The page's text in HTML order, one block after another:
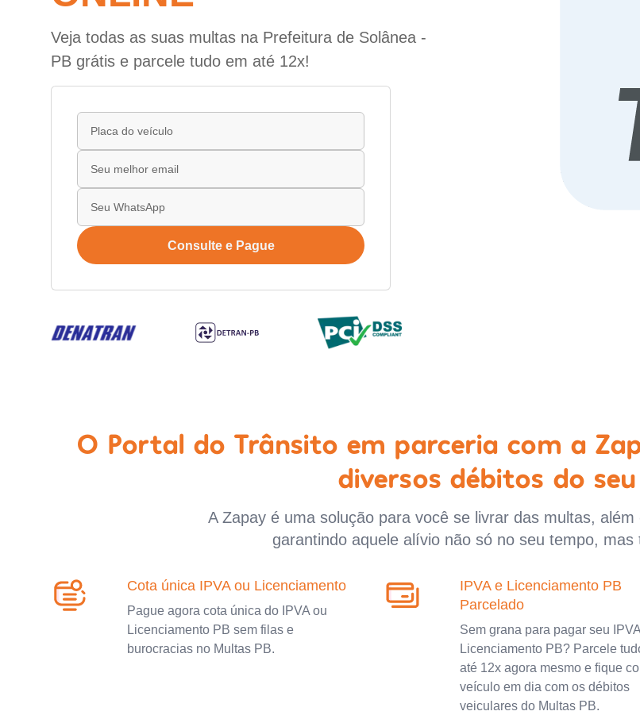
Veja todas as suas multas na Prefeitura de Solânea -
PB grátis e parcele tudo em até 12x!
Consulte e Pague
O Portal do Trânsito em parceria com a
diversos débitos do
A Zapay é uma solução para você se livrar das multas,
garantindo aquele alívio não só no seu tempo, mas
Cota única IPVA ou Licenciamento
Pague agora cota única do IPVA ou
Licenciamento PB sem filas e
burocracias no Multas PB.
IPVA e Licenciamento PB
Parcelado
Sem grana para pagar seu
Licenciamento PB? Parcele
até 12x agora mesmo e fique
veículo em dia com os débitos
veiculares do Multas PB.